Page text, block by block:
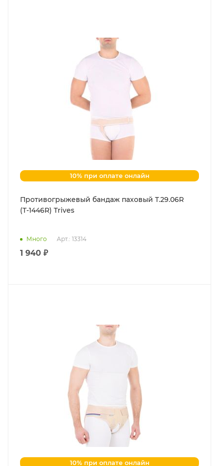
10% при оплате онлайн
Противогрыжевый бандаж паховый Т.29.06R
(Т-1446R) Trives
Много Арт.: 13314
1 940 ₽
10% при оплате онлайн